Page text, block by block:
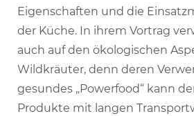
Eigenschaften und die
der Küche. In ihrem Vortrag
auch auf den ökologischen
Wildkräuter, denn deren
gesundes „Powerfood“ kann
Produkte mit langen